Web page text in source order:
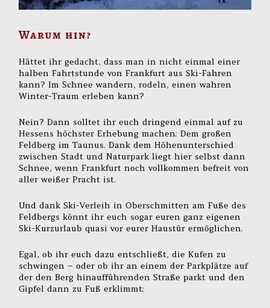
Warum hin?
Hättet ihr gedacht, dass man in nicht einmal einer
halben Fahrtstunde von Frankfurt aus Ski-Fahren
kann? Im Schnee wandern, rodeln, einen wahren
Winter-Traum erleben kann?
Nein? Dann solltet ihr euch dringend einmal auf zu
Hessens höchster Erhebung machen: Dem großen
Feldberg im Taunus. Dank dem Höhenunterschied
zwischen Stadt und Naturpark liegt hier selbst dann
Schnee, wenn Frankfurt noch vollkommen befreit von
aller weißer Pracht ist.
Und dank Ski-Verleih in Oberschmitten am Fuße des
Feldbergs könnt ihr euch sogar euren ganz eigenen
Ski-Kurzurlaub quasi vor eurer Haustür ermöglichen.
Egal, ob ihr euch dazu entschließt, die Kufen zu
schwingen – oder ob ihr an einem der Parkplätze auf
der den Berg hinaufführenden Straße parkt und den
Gipfel dann zu Fuß erklimmt: